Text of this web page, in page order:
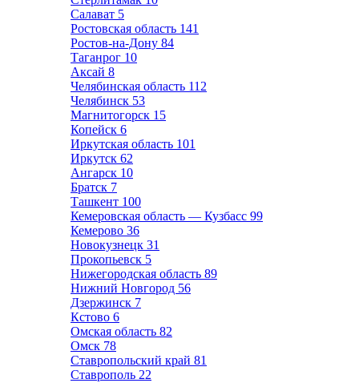
Салават 5
Ростовская область 141
Ростов-на-Дону 84
Таганрог 10
Аксай 8
Челябинская область 112
Челябинск 53
Магнитогорск 15
Копейск 6
Иркутская область 101
Иркутск 62
Ангарск 10
Братск 7
Ташкент 100
Кемеровская область — Кузбасс 99
Кемерово 36
Новокузнецк 31
Прокопьевск 5
Нижегородская область 89
Нижний Новгород 56
Дзержинск 7
Кстово 6
Омская область 82
Омск 78
Ставропольский край 81
Ставрополь 22